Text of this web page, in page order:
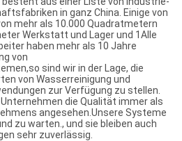
in ganz China. Einige von
mehr als 10.000 Quadratmetern
Werkstatt und Lager und 1Alle
haben mehr als 10 Jahre
von
sind wir in der Lage, die
von Wasserreinigung und
zur Verfügung zu stellen.
die Qualität immer als
angesehen.Unsere Systeme
zu warten., und sie bleiben auch
sehr zuverlässig.